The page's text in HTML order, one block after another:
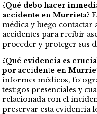
¿Qué debo hacer
accidente en Murrieta?
médica y luego contactar
accidentes para recibir
proceder y proteger sus
¿Qué evidencia es
por accidente en
informes médicos,
testigos presenciales y
relacionada con el
preservar esta evidencia